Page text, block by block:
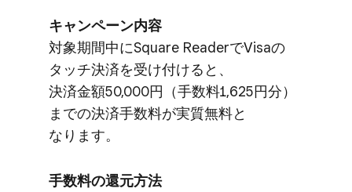
キャンペーン内容
対象期間中に​Square Readerで​Visaの​
タッチ決済を​受け付けると、​
決済金額50,000円​（手数料1,625円分）
までの​決済手数料が​実質無料と​
なります。
手数料の​還元方​法